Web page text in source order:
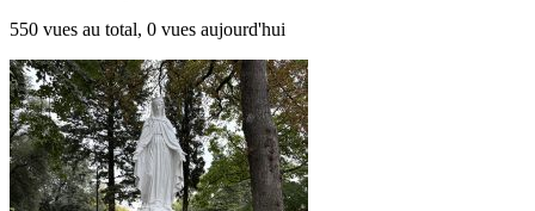
550 vues au total, 0 vues aujourd'hui